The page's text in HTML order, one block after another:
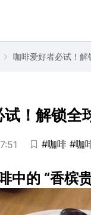
咖啡爱好者必试！
！解锁全
#咖啡 #咖
中的 “香槟